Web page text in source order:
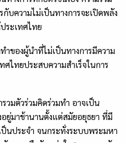
กับความไม่เป็นทางการจะเปิดพลัง
ระเทศไทย
ำของผู้นำที่ไม่เป็นทางการมีความ
ไทยประสบความสำเร็จในการ
วมตัวร่วมคิดร่วมทำ อาจเป็น
ยู่มาช้านานตั้งแต่สมัยอยุธยา ที่มี
นประจำ จนกระทั่งระบบพระมหา